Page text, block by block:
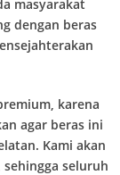
masyarakat
dengan beras
karena
agar beras ini
Kami akan
sehingga seluruh